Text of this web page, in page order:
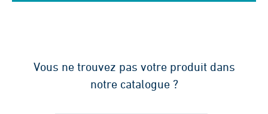
Vous ne trouvez pas votre produit dans
notre catalogue ?